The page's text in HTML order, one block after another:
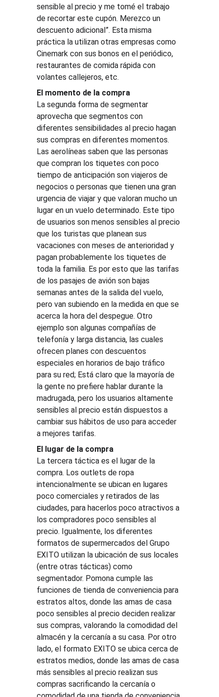
sensible al precio y me tomé el trabajo
de recortar este cupón. Merezco un
descuento adicional”. Esta misma
práctica la utilizan otras empresas como
Cinemark con sus bonos en el periódico,
restaurantes de comida rápida con
volantes callejeros, etc.
El momento de la compra
La segunda forma de segmentar
aprovecha que segmentos con
diferentes sensibilidades al precio hagan
sus compras en diferentes momentos.
Las aerolíneas saben que las personas
que compran los tiquetes con poco
tiempo de anticipación son viajeros de
negocios o personas que tienen una gran
urgencia de viajar y que valoran mucho un
lugar en un vuelo determinado. Este tipo
de usuarios son menos sensibles al precio
que los turistas que planean sus
vacaciones con meses de anterioridad y
pagan probablemente los tiquetes de
toda la familia. Es por esto que las tarifas
de los pasajes de avión son bajas
semanas antes de la salida del vuelo,
pero van subiendo en la medida en que se
acerca la hora del despegue. Otro
ejemplo son algunas compañías de
telefonía y larga distancia, las cuales
ofrecen planes con descuentos
especiales en horarios de bajo tráfico
para su red; Está claro que la mayoría de
la gente no prefiere hablar durante la
madrugada, pero los usuarios altamente
sensibles al precio están dispuestos a
cambiar sus hábitos de uso para acceder
a mejores tarifas.
El lugar de la compra
La tercera táctica es el lugar de la
compra. Los outlets de ropa
intencionalmente se ubican en lugares
poco comerciales y retirados de las
ciudades, para hacerlos poco atractivos a
los compradores poco sensibles al
precio. Igualmente, los diferentes
formatos de supermercados del Grupo
EXITO utilizan la ubicación de sus locales
(entre otras tácticas) como
segmentador. Pomona cumple las
funciones de tienda de conveniencia para
estratos altos, donde las amas de casa
poco sensibles al precio deciden realizar
sus compras, valorando la comodidad del
almacén y la cercanía a su casa. Por otro
lado, el formato EXITO se ubica cerca de
estratos medios, donde las amas de casa
más sensibles al precio realizan sus
compras sacrificando la cercanía o